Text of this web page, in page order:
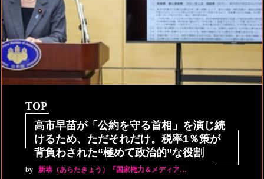
TOP
高市早苗が「公約を守る首相」を演じ続
けるため、ただそれだけ。税率1％策が
背負わされた“極めて政治的”な役割
by 新恭（あらたきょう）『国家権力＆メディア…